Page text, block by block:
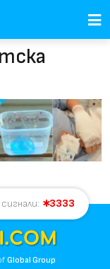
3333
Global Group